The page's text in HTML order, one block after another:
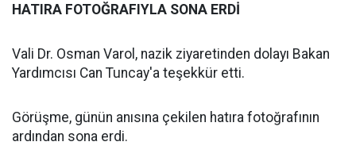
HATIRA FOTOĞRAFIYLA SONA ERDİ
Vali Dr. Osman Varol, nazik ziyaretinden dolayı Bakan
Yardımcısı Can Tuncay'a teşekkür etti.
Görüşme, günün anısına çekilen hatıra fotoğrafının
ardından sona erdi.